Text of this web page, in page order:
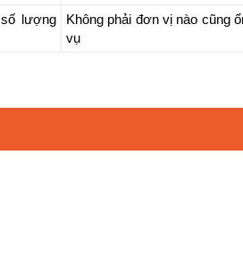
lượng
Không phải đơn vị nào cũng
vụ